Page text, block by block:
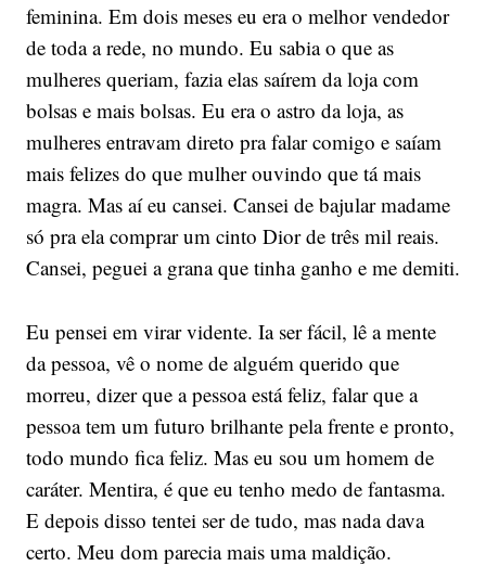
feminina. Em dois meses eu era o melhor vendedor
de toda a rede, no mundo. Eu sabia o que as
mulheres queriam, fazia elas saírem da loja com
bolsas e mais bolsas. Eu era o astro da loja, as
mulheres entravam direto pra falar comigo e saíam
mais felizes do que mulher ouvindo que tá mais
magra. Mas aí eu cansei. Cansei de bajular madame
só pra ela comprar um cinto Dior de três mil reais.
Cansei, peguei a grana que tinha ganho e me demiti.
Eu pensei em virar vidente. Ia ser fácil, lê a mente
da pessoa, vê o nome de alguém querido que
morreu, dizer que a pessoa está feliz, falar que a
pessoa tem um futuro brilhante pela frente e pronto,
todo mundo fica feliz. Mas eu sou um homem de
caráter. Mentira, é que eu tenho medo de fantasma.
E depois disso tentei ser de tudo, mas nada dava
certo. Meu dom parecia mais uma maldição.